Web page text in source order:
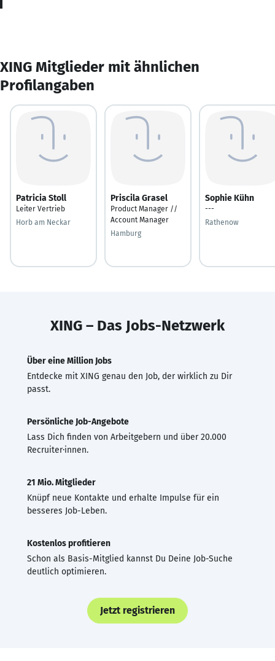
XING Mitglieder mit ähnlichen
Profilangaben
Patricia Stoll
Leiter Vertrieb
Horb am Neckar
Priscila Grasel
Product Manager //
Account Manager
Hamburg
Sophie Kühn
---
Rathenow
XING – Das Jobs-Netzwerk
Über eine Million Jobs
Entdecke mit XING genau den Job, der wirklich zu Dir
passt.
Persönliche Job-Angebote
Lass Dich finden von Arbeitgebern und über 20.000
Recruiter·innen.
21 Mio. Mitglieder
Knüpf neue Kontakte und erhalte Impulse für ein
besseres Job-Leben.
Kostenlos profitieren
Schon als Basis-Mitglied kannst Du Deine Job-Suche
deutlich optimieren.
Jetzt registrieren